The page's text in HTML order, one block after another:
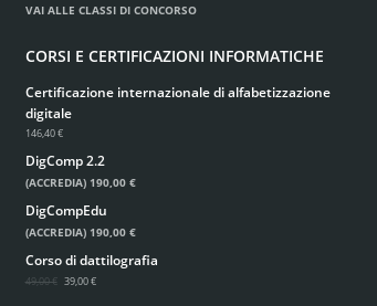
VAI ALLE CLASSI DI CONCORSO
CORSI E CERTIFICAZIONI INFORMATICHE
Certificazione internazionale di alfabetizzazione
digitale
146,40 €
DigComp 2.2
(ACCREDIA) 190,00 €
DigCompEdu
(ACCREDIA) 190,00 €
Corso di dattilografia
49,00 € 39,00 €